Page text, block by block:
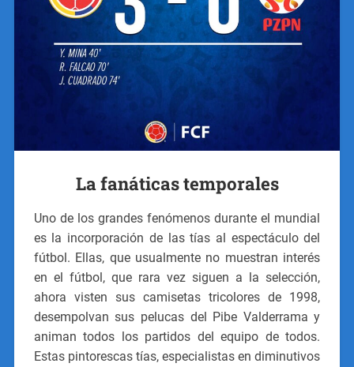
La fanáticas temporales
Uno de los grandes fenómenos durante el mundial
es la incorporación de las tías al espectáculo del
fútbol. Ellas, que usualmente no muestran interés
en el fútbol, que rara vez siguen a la selección,
ahora visten sus camisetas tricolores de 1998,
desempolvan sus pelucas del Pibe Valderrama y
animan todos los partidos del equipo de todos.
Estas pintorescas tías, especialistas en diminutivos